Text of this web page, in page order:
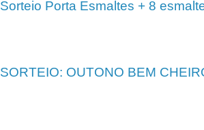
Sorteio Porta Esmaltes + 8
SORTEIO: OUTONO BEM